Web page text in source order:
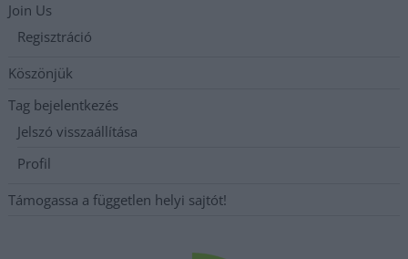
Join Us
Regisztráció
Köszönjük
Tag bejelentkezés
Jelszó visszaállítása
Profil
Támogassa a független helyi sajtót!